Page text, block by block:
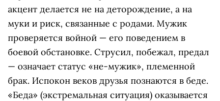
акцент делается не на деторождение, а на
муки и риск, связанные с родами. Мужик
проверяется войной — его поведением в
боевой обстановке. Струсил, побежал, предал
— означает статус «не-мужик», племенной
брак. Испокон веков друзья познаются в беде.
«Беда» (экстремальная ситуация) оказывается